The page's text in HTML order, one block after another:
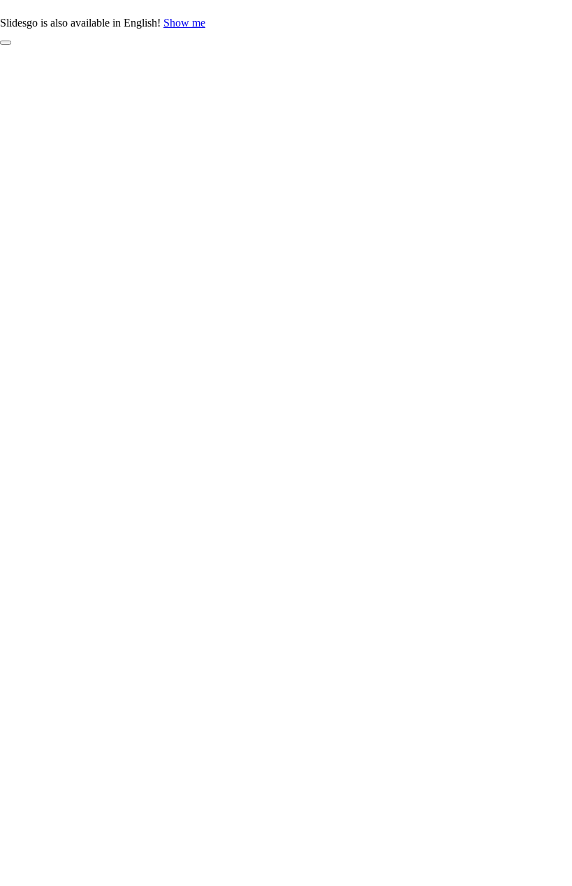
Slidesgo is also available in English! Show me